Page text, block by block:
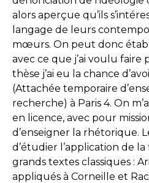
alors aperçue qu’ils
langage de leurs
mœurs. On peut donc
avec ce que j’ai voulu faire
thèse j’ai eu la chance
(Attachée temporaire
recherche) à Paris 4. On
en licence, avec pour
d’enseigner la rhétorique.
d’étudier l’application de
grands textes classiques :
appliqués à Corneille et